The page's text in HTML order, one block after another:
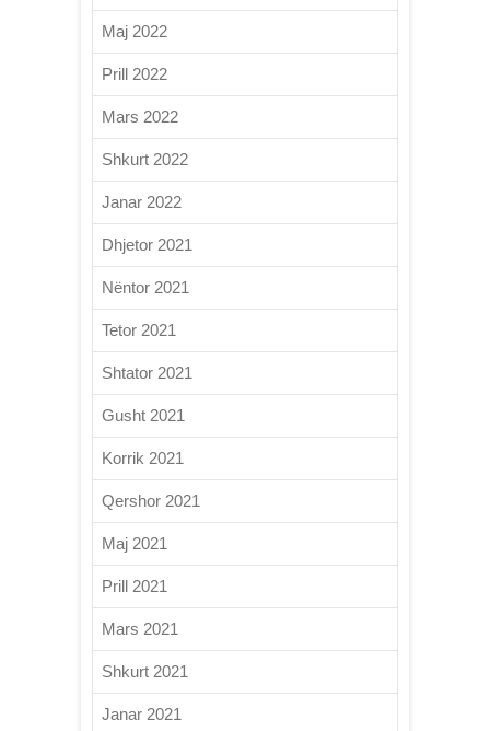
Maj 2022
Prill 2022
Mars 2022
Shkurt 2022
Janar 2022
Dhjetor 2021
Nëntor 2021
Tetor 2021
Shtator 2021
Gusht 2021
Korrik 2021
Qershor 2021
Maj 2021
Prill 2021
Mars 2021
Shkurt 2021
Janar 2021